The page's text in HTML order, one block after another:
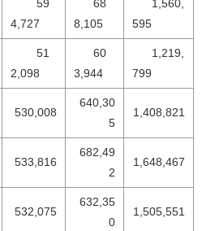
59
4,727
68
8,105
1,560,
595
51
2,098
60
3,944
1,219,
799
530,008
640,30
5
1,408,821
533,816
682,49
2
1,648,467
532,075
632,35
0
1,505,551